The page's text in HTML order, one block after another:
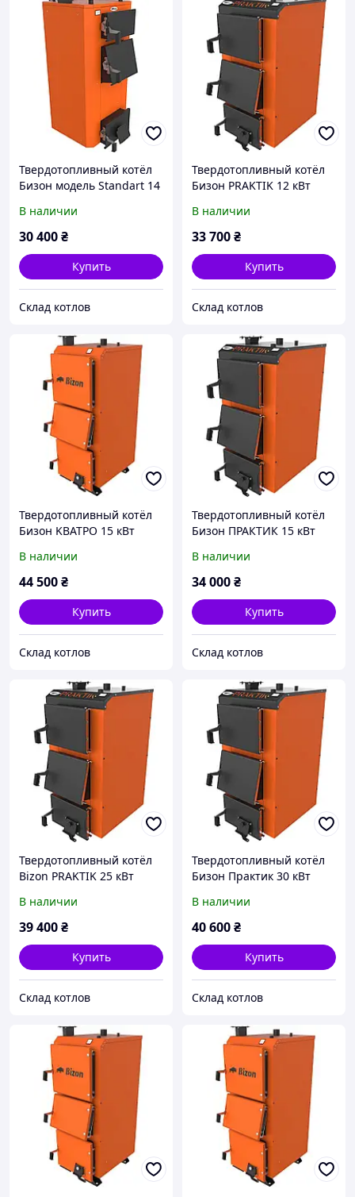
Твердотопливный котёл
Бизон модель Standart 14
В наличии
30 400₴
Купить
Склад котлов
Твердотопливный котёл
Бизон PRAKTIK 12 кВт
В наличии
33 700₴
Купить
Склад котлов
Твердотопливный котёл
Бизон KВАТРО 15 кВт
В наличии
44 500₴
Купить
Склад котлов
Твердотопливный котёл
Бизон ПРАКТИК 15 кВт
В наличии
34 000₴
Купить
Склад котлов
Твердотопливный котёл
Bizon PRAKTIK 25 кВт
В наличии
39 400₴
Купить
Склад котлов
Твердотопливный котёл
Бизон Практик 30 кВт
В наличии
40 600₴
Купить
Склад котлов